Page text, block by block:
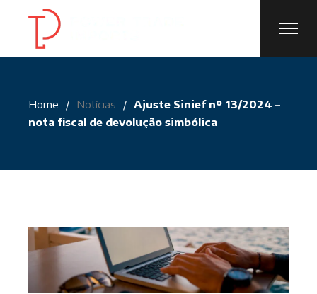
content
Home Notícias
Ajuste Sinief nº 13/2024 –
nota fiscal de devolução simbólica